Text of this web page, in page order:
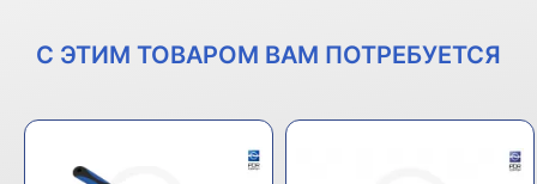
С ЭТИМ ТОВАРОМ ВАМ ПОТРЕБУЕТСЯ